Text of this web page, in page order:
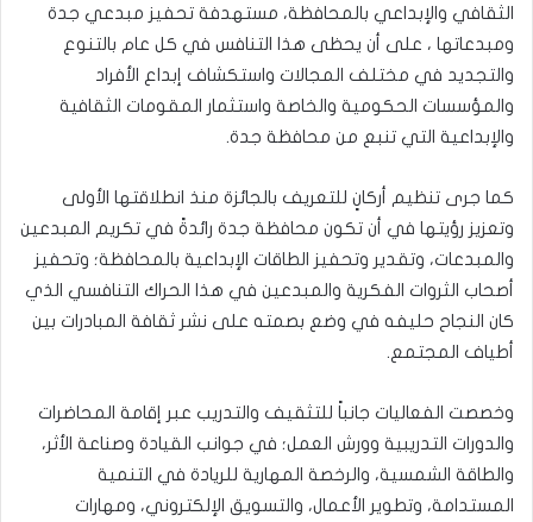
الثقافي والإبداعي بالمحافظة، مستهدفة تحفيز مبدعي جدة
ومبدعاتها ، على أن يحظى هذا التنافس في كل عام بالتنوع
والتجديد في مختلف المجالات واستكشاف إبداع الأفراد
والمؤسسات الحكومية والخاصة واستثمار المقومات الثقافية
والإبداعية التي تنبع من محافظة جدة.
كما جرى تنظيم أركانٍ للتعريف بالجائزة منذ انطلاقتها الأولى
وتعزيز رؤيتها في أن تكون محافظة جدة رائدةً في تكريم المبدعين
والمبدعات، وتقدير وتحفيز الطاقات الإبداعية بالمحافظة؛ وتحفيز
أصحاب الثروات الفكرية والمبدعين في هذا الحراك التنافسي الذي
كان النجاح حليفه في وضع بصمته على نشر ثقافة المبادرات بين
أطياف المجتمع.
وخصصت الفعاليات جانباً للتثقيف والتدريب عبر إقامة المحاضرات
والدورات التدريبية وورش العمل؛ في جوانب القيادة وصناعة الأثر،
والطاقة الشمسية، والرخصة المهارية للريادة في التنمية
المستدامة، وتطوير الأعمال، والتسويق الإلكتروني، ومهارات